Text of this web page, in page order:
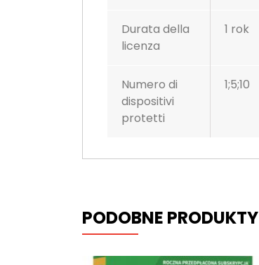
Durata della
licenza
1 rok
Numero di
dispositivi
protetti
1;5;10
PODOBNE PRODUKTY